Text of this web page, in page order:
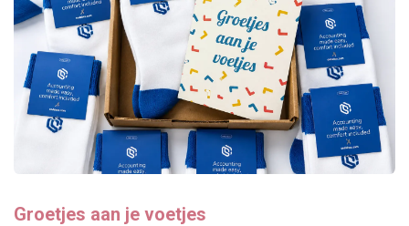
Groetjes aan je voetjes